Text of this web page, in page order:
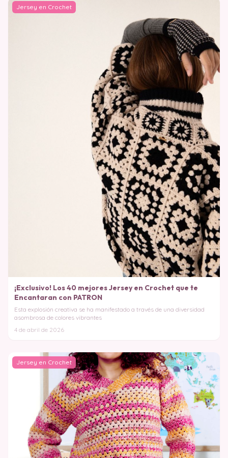
Jersey en Crochet
¡Exclusivo! Los 40 mejores Jersey en Crochet que te
Encantaran con PATRON
Esta explosión creativa se ha manifestado a través de una diversidad
asombrosa de colores vibrantes
4 de abril de 2026
Jersey en Crochet